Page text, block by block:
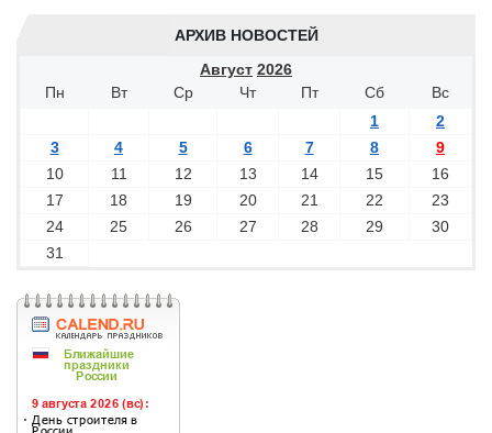
АРХИВ НОВОСТЕЙ
Август 2026
Пн
Вт Ср Чт Пт Сб
Вс
1
2
3
4 5 6 7 8
9
10
11 12 13 14 15
16
17
18 19 20 21 22
23
24
25 26 27 28 29
30
31